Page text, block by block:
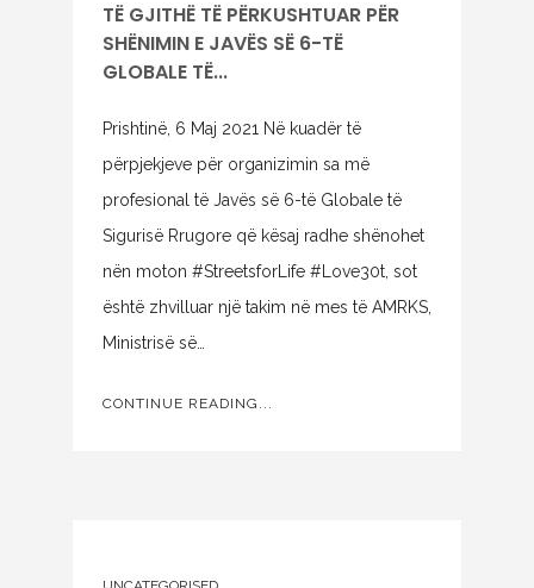
TË GJITHË TË PËRKUSHTUAR PËR
SHËNIMIN E JAVËS SË 6-TË
GLOBALE TË...
Prishtinë, 6 Maj 2021 Në kuadër të
përpjekjeve për organizimin sa më
profesional të Javës së 6-të Globale të
Sigurisë Rrugore që kësaj radhe shënohet
nën moton #StreetsforLife #Love30t, sot
është zhvilluar një takim në mes të AMRKS,
Ministrisë së…
CONTINUE READING...